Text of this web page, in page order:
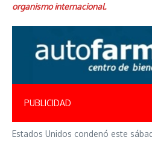
organismo internacional.
PUBLICIDAD
Estados Unidos condenó este